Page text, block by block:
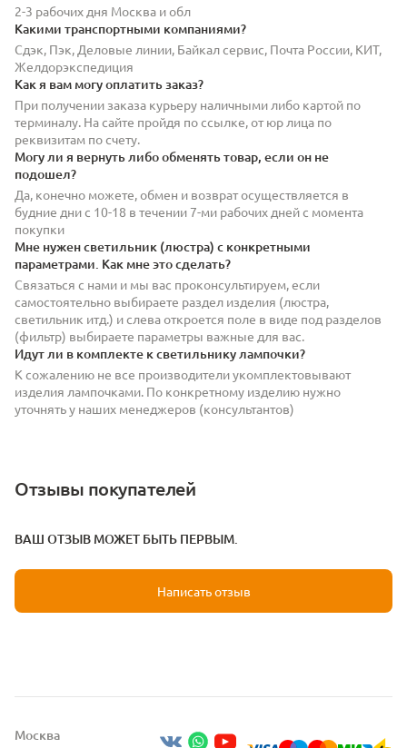
2-3 рабочих дня Москва и обл
Какими транспортными компаниями?
Сдэк, Пэк, Деловые линии, Байкал сервис, Почта России, КИТ,
Желдорэкспедиция
Как я вам могу оплатить заказ?
При получении заказа курьеру наличными либо картой по
терминалу. На сайте пройдя по ссылке, от юр лица по
реквизитам по счету.
Могу ли я вернуть либо обменять товар, если он не
подошел?
Да, конечно можете, обмен и возврат осуществляется в
будние дни с 10-18 в течении 7-ми рабочих дней с момента
покупки
Мне нужен светильник (люстра) с конкретными
параметрами. Как мне это сделать?
Связаться с нами и мы вас проконсультируем, если
самостоятельно выбираете раздел изделия (люстра,
светильник итд.) и слева откроется поле в виде под разделов
(фильтр) выбираете параметры важные для вас.
Идут ли в комплекте к светильнику лампочки?
К сожалению не все производители укомплектовывают
изделия лампочками. По конкретному изделию нужно
уточнять у наших менеджеров (консультантов)
Отзывы покупателей
ВАШ ОТЗЫВ МОЖЕТ БЫТЬ ПЕРВЫМ.
Написать отзыв
Москва